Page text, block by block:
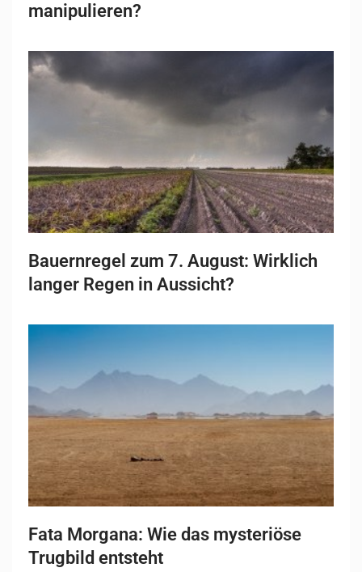
manipulieren?
Bauernregel zum 7. August: Wirklich
langer Regen in Aussicht?
Fata Morgana: Wie das mysteriöse
Trugbild entsteht